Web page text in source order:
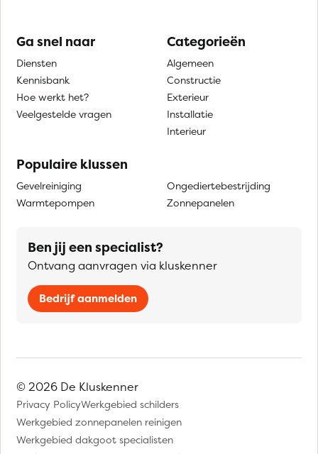
Ga snel naar
Diensten
Kennisbank
Hoe werkt het?
Veelgestelde vragen
Categorieën
Algemeen
Constructie
Exterieur
Installatie
Interieur
Populaire klussen
Gevelreiniging
Warmtepompen
Ongediertebestrijding
Zonnepanelen
Ben jij een specialist?
Ontvang aanvragen via kluskenner
Bedrijf aanmelden
© 2026 De Kluskenner
Privacy PolicyWerkgebied schilders
Werkgebied zonnepanelen reinigen
Werkgebied dakgoot specialisten